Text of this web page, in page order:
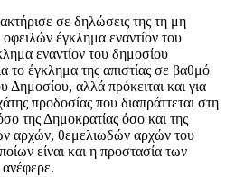
σε δηλώσεις της τη μη
έγκλημα εναντίον του
εναντίον του δημοσίου
το έγκλημα της απιστίας σε βαθμό
Δημοσίου, αλλά πρόκειται και για
προδοσίας που διαπράττεται στη
της Δημοκρατίας όσο και της
αρχών, θεμελιωδών αρχών του
είναι και η προστασία των